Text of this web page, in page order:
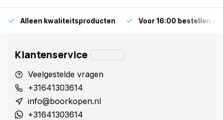
Alleen kwaliteitsproducten Voor 16:00 bestellen is
Klantenservice
Veelgestelde vragen
+31641303614
info@boorkopen.nl
+31641303614